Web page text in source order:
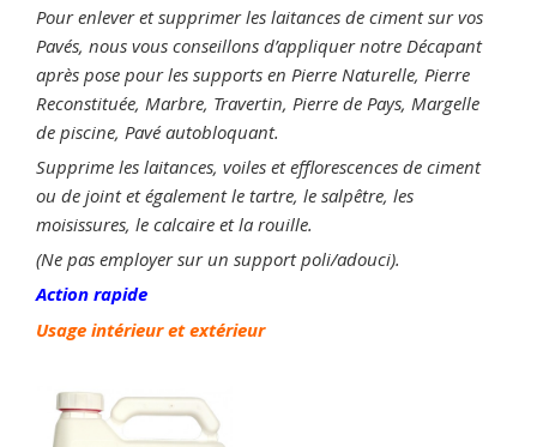
Pour enlever et supprimer les laitances de ciment sur vos
Pavés, nous vous conseillons d’appliquer notre Décapant
après pose pour les supports en Pierre Naturelle, Pierre
Reconstituée, Marbre, Travertin, Pierre de Pays, Margelle
de piscine, Pavé autobloquant.
Supprime les laitances, voiles et efflorescences de ciment
ou de joint et également le tartre, le salpêtre, les
moisissures, le calcaire et la rouille.
(Ne pas employer sur un support poli/adouci).
Action rapide
Usage intérieur et extérieur